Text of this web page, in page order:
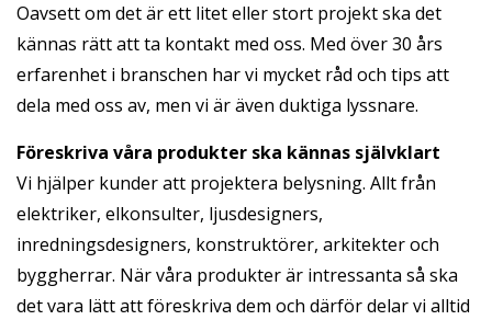
Oavsett om det är ett litet eller stort projekt ska det
kännas rätt att ta kontakt med oss. Med över 30 års
erfarenhet i branschen har vi mycket råd och tips att
dela med oss av, men vi är även duktiga lyssnare.
Föreskriva våra produkter ska kännas självklart
Vi hjälper kunder att projektera belysning. Allt från
elektriker, elkonsulter, ljusdesigners,
inredningsdesigners, konstruktörer, arkitekter och
byggherrar. När våra produkter är intressanta så ska
det vara lätt att föreskriva dem och därför delar vi alltid